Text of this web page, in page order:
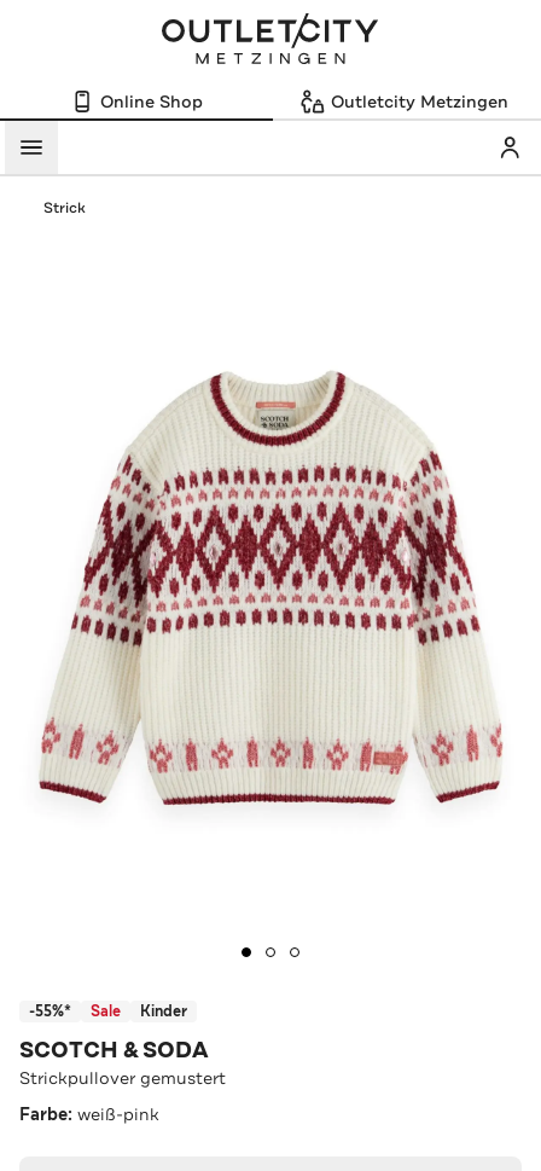
Online Shop Outletcity Metzingen
Menü
Strick
-55%* Sale Kinder
SCOTCH & SODA
Strickpullover gemustert
Farbe: weiß-pink